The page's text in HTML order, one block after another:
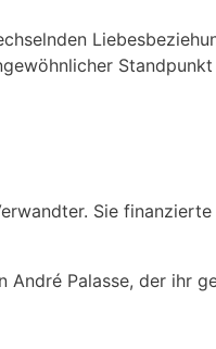
Sie
Palasse, der ihr